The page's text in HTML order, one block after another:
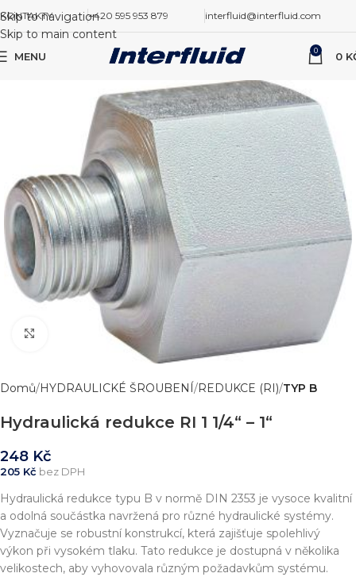
Skip to navigation
Skip to main content
KONTAKTY +420 595 953 879 interfluid@interfluid.com
MENU 0 0
Zvětšit obrázek
Domů HYDRAULICKÉ ŠROUBENÍ REDUKCE (RI) TYP B
Hydraulická redukce RI 1 1/4“ – 1“
248 Kč
205 Kč bez DPH
Hydraulická redukce typu B v normě DIN 2353 je vysoce kvalitní
a odolná součástka navržená pro různé hydraulické systémy.
Vyznačuje se robustní konstrukcí, která zajišťuje spolehlivý
výkon při vysokém tlaku. Tato redukce je dostupná v několika
velikostech, aby vyhovovala různým požadavkům systému.